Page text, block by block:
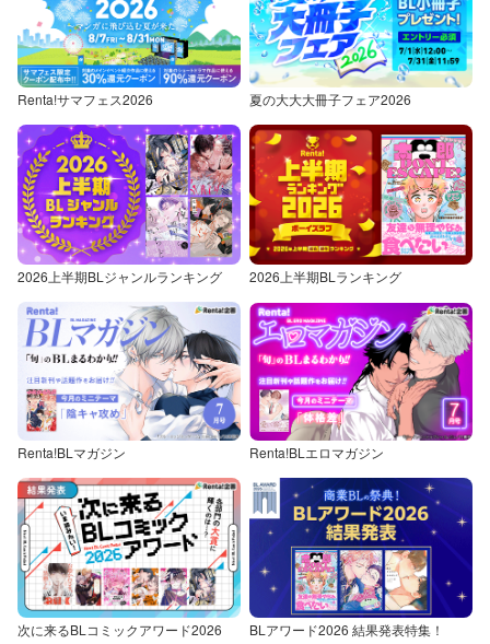
Renta!サマフェス2026 夏の大大大冊子フェア2026
2026上半期BLジャンルランキング 2026上半期BLランキング
Renta!BLマガジン Renta!BLエロマガジン
次に来るBLコミックアワード2026 BLアワード2026 結果発表特集！